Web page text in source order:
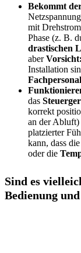
Bekommt
mit
Phase (z. B.
drastischen
aberVorsicht:
Installation
das
korrekt
an der
platzierter
kann, dass die
oder die
Sind es
Bedienung